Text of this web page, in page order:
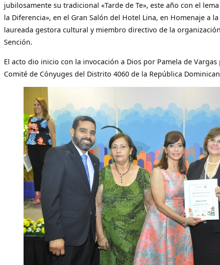
jubilosamente su tradicional «Tarde de Te», este año con el
la Diferencia», en el Gran Salón del Hotel Lina, en Homenaje a
laureada gestora cultural y miembro directivo de la
Sención.
El acto dio inicio con la invocación a Dios por Pamela de
Comité de Cónyuges del Distrito 4060 de la República